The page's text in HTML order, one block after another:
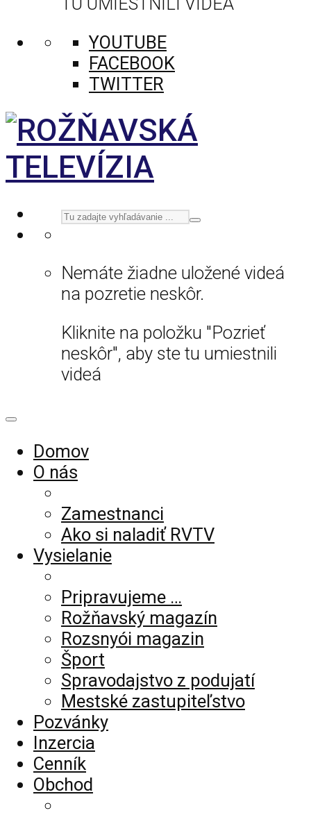
YOUTUBE
FACEBOOK
TWITTER
Nemáte žiadne uložené videá
na pozretie neskôr.
Kliknite na položku "Pozrieť
neskôr", aby ste tu umiestnili
videá
Domov
O nás
Zamestnanci
Ako si naladiť RVTV
Vysielanie
Pripravujeme …
Rožňavský magazín
Rozsnyói magazin
Šport
Spravodajstvo z podujatí
Mestské zastupiteľstvo
Pozvánky
Inzercia
Cenník
Obchod